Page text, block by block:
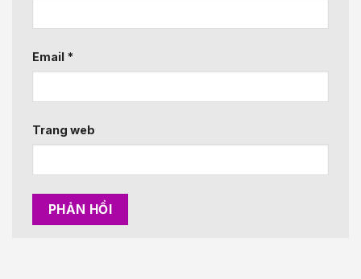
Email *
Trang web